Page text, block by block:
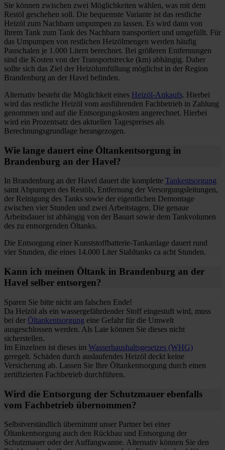
Sie können zwischen zwei Möglichkeiten wählen, was mit dem
Restöl geschehen soll. Die bequemste Variante ist das restliche
Heizöl zum Nachbarn umpumpen zu lassen. Es wird dann von
Ihrem Tank zum Tank des Nachbarn transportiert und umgefüllt. Für
das Umpumpen von restlichen Heizölmengen werden häufig
Pauschalen je 1.000 Litern berechnet. Bei größeren Entfernungen
sind die Kosten von der Transportstrecke (km) abhängig. Daher
sollte sich das Ziel der Heizölumfüllung möglichst in der Region
Brandenburg an der Havel befinden.
Alternativ besteht die Möglichkeit eines Heizöl-Ankaufs. Hierbei
wird das restliche Heizöl vom ausführenden Fachbetrieb in Zahlung
genommen und auf die Entsorgungskosten angerechnet. Hierbei
wird ein Prozentsatz des aktuellen Tagespreises als
Berechnungsgrundlage herangezogen.
Wie lange dauert eine Öltankentsorgung in
Brandenburg an der Havel?
In Brandenburg an der Havel dauert die komplette Tankentsorgung
samt Abpumpen des Restöls, Entfernung der Versorgungsleitungen,
der Reinigung des Tanks sowie der eigentlichen Demontage
zwischen vier Stunden und zwei Arbeitstagen. Die genaue
Arbeitsdauer ist abhängig von der Bauart sowie dem Tankvolumen
des zu entsorgenden Öltanks.
Die Entsorgung einer Kunststoffbatterie-Tankanlage dauert rund
vier Stunden, die eines 14.000 Liter Stahltanks ca acht Stunden.
Kann ich meinen Öltank in Brandenburg an der
Havel selber entsorgen?
Sparen Sie bitte nicht am falschen Ende!
Da Heizöl als ein wassergefährdender Stoff eingestuft wird, muss
bei der Öltankentsorgung eine Gefahr für die Umwelt
ausgeschlossen werden. Als Laie können Sie dieses nicht
sicherstellen.
Im Einzelnen ist dieses im Wasserhaushaltsgesetzes (WHG)
geregelt. Schäden durch auslaufendes Heizöl deckt keine
Versicherung ab. Lassen Sie Ihre Öltankentsorgung durch einen
zertifizierten Fachbetrieb durchführen.
Wird die Entsorgung der Schutzmauer ebenfalls
vom Fachbetrieb übernommen?
Selbstverständlich übernimmt unser Partner bei einer
Öltankentsorgung auch den Rückbau und Entsorgung der
Schutzmauer oder der Auffangwanne. Alternativ können Sie den